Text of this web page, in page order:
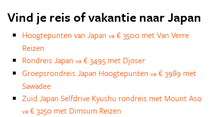
Vind je reis of vakantie naar Japan
Hoogtepunten van Japan va € 3500 met Van Verre
Reizen
Rondreis Japan va € 3495 met Djoser
Groepsrondreis Japan Hoogtepunten va € 3989 met
Sawadee
Zuid Japan Selfdrive Kyushu rondreis met Mount Aso
va € 3250 met Dimsum Reizen